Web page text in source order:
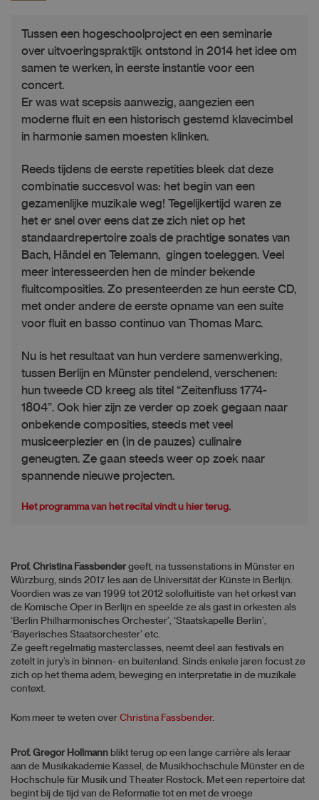
Tussen een hogeschoolproject en een seminarie
over uitvoeringspraktijk ontstond in 2014 het idee om
samen te werken, in eerste instantie voor een
concert.
Er was wat scepsis aanwezig, aangezien een
moderne fluit en een historisch gestemd klavecimbel
in harmonie samen moesten klinken.
Reeds tijdens de eerste repetities bleek dat deze
combinatie succesvol was: het begin van een
gezamenlijke muzikale weg! Tegelijkertijd waren ze
het er snel over eens dat ze zich niet op het
standaardrepertoire zoals de prachtige sonates van
Bach, Händel en Telemann, gingen toeleggen. Veel
meer interesseerden hen de minder bekende
fluitcomposities. Zo presenteerden ze hun eerste CD,
met onder andere de eerste opname van een suite
voor fluit en basso continuo van Thomas Marc.
Nu is het resultaat van hun verdere samenwerking,
tussen Berlijn en Münster pendelend, verschenen:
hun tweede CD kreeg als titel “Zeitenfluss 1774-
1804”. Ook hier zijn ze verder op zoek gegaan naar
onbekende composities, steeds met veel
musiceerplezier en (in de pauzes) culinaire
geneugten. Ze gaan steeds weer op zoek naar
spannende nieuwe projecten.
Het programma van het recital vindt u hier terug.
Prof. Christina Fassbendergeeft, na tussenstations in Münster en
Würzburg, sinds 2017 les aan de Universität der Künste in Berlijn.
Voordien was ze van 1999 tot 2012 solofluitiste van het orkest van
de Komische Oper in Berlijn en speelde ze als gast in orkesten als
‘Berlin Philharmonisches Orchester’, ‘Staatskapelle Berlin’,
‘Bayerisches Staatsorchester’ etc.
Ze geeft regelmatig masterclasses, neemt deel aan festivals en
zetelt in jury’s in binnen- en buitenland. Sinds enkele jaren focust ze
zich op het thema adem, beweging en interpretatie in de muzikale
context.
Kom meer te weten over Christina Fassbender.
Prof. Gregor Hollmann blikt terug op een lange carrière als leraar
aan de Musikakademie Kassel, de Musikhochschule Münster en de
Hochschule für Musik und Theater Rostock. Met een repertoire dat
begint bij de tijd van de Reformatie tot en met de vroege